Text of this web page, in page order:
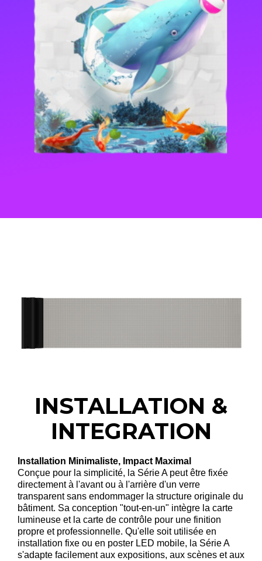
INSTALLATION &
INTEGRATION
Installation Minimaliste, Impact Maximal
Conçue pour la simplicité, la Série A peut être fixée
directement à l'avant ou à l'arrière d'un verre
transparent sans endommager la structure originale du
bâtiment. Sa conception "tout-en-un" intègre la carte
lumineuse et la carte de contrôle pour une finition
propre et professionnelle. Qu'elle soit utilisée en
installation fixe ou en poster LED mobile, la Série A
s'adapte facilement aux expositions, aux scènes et aux